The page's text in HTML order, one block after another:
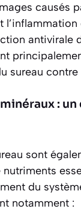
causés
antivirale
sureau contre
:
sont
nutriments
du
notamment :